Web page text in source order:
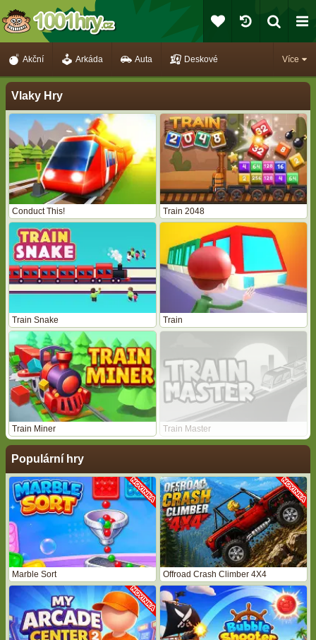
Více
Akční Arkáda Auta Deskové
Vlaky Hry
Conduct This! Train 2048
Train Snake Train
Train Miner Train Master
Populární hry
Marble Sort Offroad Crash Climber 4X4